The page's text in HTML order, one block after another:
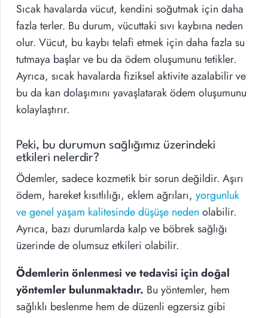
Sıcak havalarda vücut, kendini soğutmak için daha
fazla terler. Bu durum, vücuttaki sıvı kaybına neden
olur. Vücut, bu kaybı telafi etmek için daha fazla su
tutmaya başlar ve bu da ödem oluşumunu tetikler.
Ayrıca, sıcak havalarda fiziksel aktivite azalabilir ve
bu da kan dolaşımını yavaşlatarak ödem oluşumunu
kolaylaştırır.
Peki, bu durumun sağlığımız üzerindeki
etkileri nelerdir?
Ödemler, sadece kozmetik bir sorun değildir. Aşırı
ödem, hareket kısıtlılığı, eklem ağrıları, yorgunluk
ve genel yaşam kalitesinde düşüşe neden olabilir.
Ayrıca, bazı durumlarda kalp ve böbrek sağlığı
üzerinde de olumsuz etkileri olabilir.
Ödemlerin önlenmesi ve tedavisi için doğal
yöntemler bulunmaktadır. Bu yöntemler, hem
sağlıklı beslenme hem de düzenli egzersiz gibi